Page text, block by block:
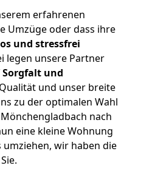
erfahrenen
Umzüge oder dass ihre
und stressfrei
legen unsere Partner
Sorgfalt und
und unser breite
zu der optimalen Wahl
nach
eine kleine Wohnung
wir haben die